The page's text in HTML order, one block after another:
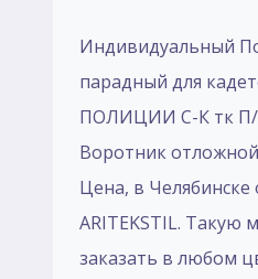
Индивидуальный
парадный для
ПОЛИЦИИ С-К тк
Воротник
Цена, в
ARITEKSTIL. Такую
заказать в любом